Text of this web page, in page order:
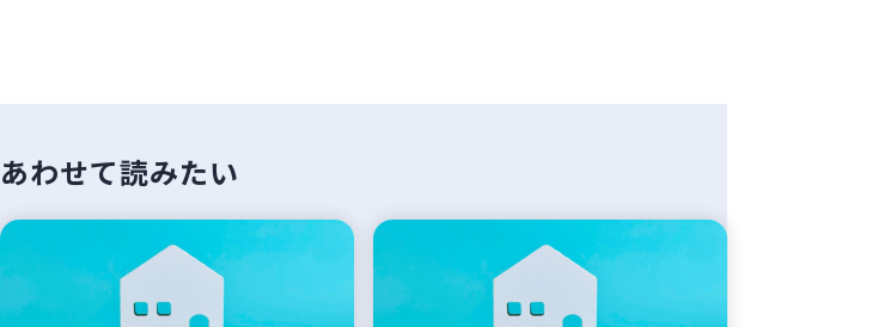
あわせて読みたい